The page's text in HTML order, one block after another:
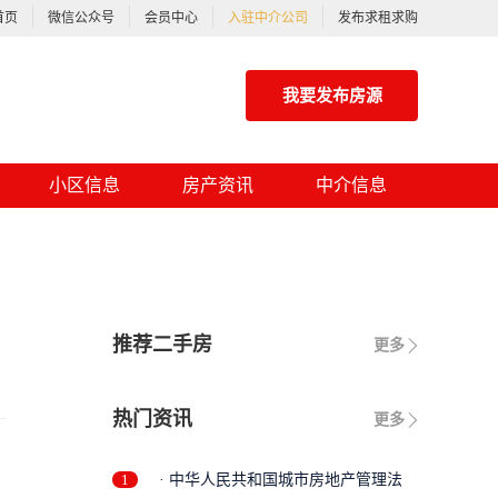
页 微信公众号 会员中心 入驻中介公司 发布求租求购
我要发布房源
小区信息 房产资讯 中介信息
更多
推荐二手房
更多
热门资讯
1 · 中华人民共和国城市房地产管理法